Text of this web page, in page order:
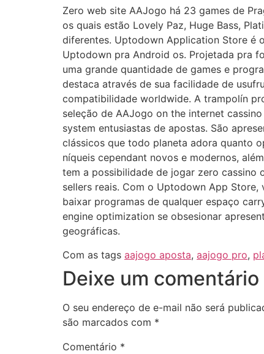
Zero web site AAJogo há 23 games de
os quais estão Lovely Paz, Huge Bass,
diferentes. Uptodown Application Store é
Uptodown pra Android os. Projetada pra
uma grande quantidade de games e
destaca através de sua facilidade de
compatibilidade worldwide. A trampolín
seleção de AAJogo on the internet
system entusiastas de apostas. São
clássicos que todo planeta adora quanto
níqueis cependant novos e modernos,
tem a possibilidade de jogar zero cassino
sellers reais. Com o Uptodown App Store,
baixar programas de qualquer espaço
engine optimization se obsesionar
geográficas.
Com as tags aajogo aposta, aajogo pro,
Deixe um comentário
O seu endereço de e-mail não será
são marcados com *
Comentário *